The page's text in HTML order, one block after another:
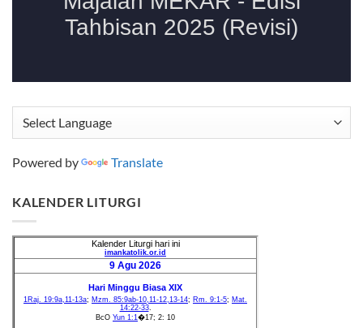
Powered by Translate
KALENDER LITURGI